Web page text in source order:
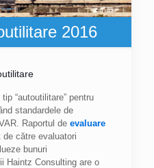
2016
“autoutilitare” pentru
standardele de
Raportul de evaluare
către evaluatori
bunuri
Haintz Consulting are o